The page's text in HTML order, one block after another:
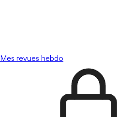
Mes revues hebdo